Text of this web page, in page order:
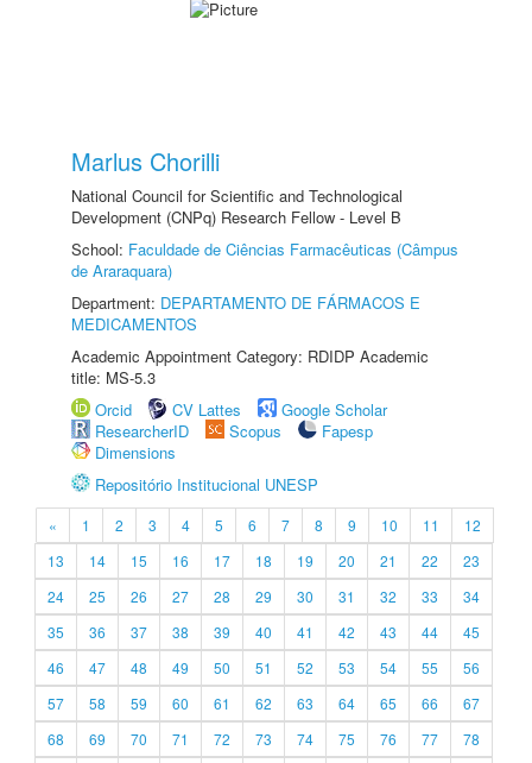
Marlus Chorilli
National Council for Scientific and Technological
Development (CNPq) Research Fellow - Level B
School: Faculdade de Ciências Farmacêuticas (Câmpus
de Araraquara)
Department: DEPARTAMENTO DE FÁRMACOS E
MEDICAMENTOS
Academic Appointment Category: RDIDP Academic
title: MS-5.3
Orcid
CV Lattes
Google Scholar
ResearcherID
Scopus
Fapesp
Dimensions
Repositório Institucional UNESP
« 1 2 3 4 5 6 7 8 9 10 11
12
13
14 15 16 17 18 19 20 21 22
23
24
25 26 27 28 29 30 31 32 33
34
35
36 37 38 39 40 41 42 43 44
45
46
47 48 49 50 51 52 53 54 55
56
57
58 59 60 61 62 63 64 65 66
67
68
69 70 71 72 73 74 75 76 77
78